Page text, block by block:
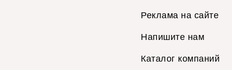
Реклама на сайте
Напишите нам
Каталог компаний